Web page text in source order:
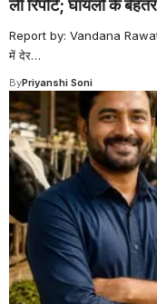
ली रिपोर्ट; घायलों के
Report by: Vandana Rawat
में देर…
ByPriyanshi Soni